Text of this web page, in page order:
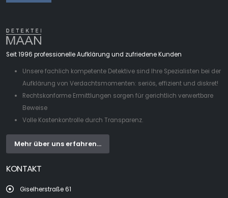
Seit 1996 professionelle Aufklärung und zufriedene Kunden
Unsere fachlich kompetente Detektive sind Ihre Spezialisten bei der
Aufklärung von Verdachtsmomenten: seriös, effizient und diskret!
Rechtskonforme Ermittlungen sorgen für gerichtlich verwertbare
Beweise
Volle Kostenkontrolle durch Transparenz.
Mehr über uns erfahren...
KONTAKT
Giselherstraße 61